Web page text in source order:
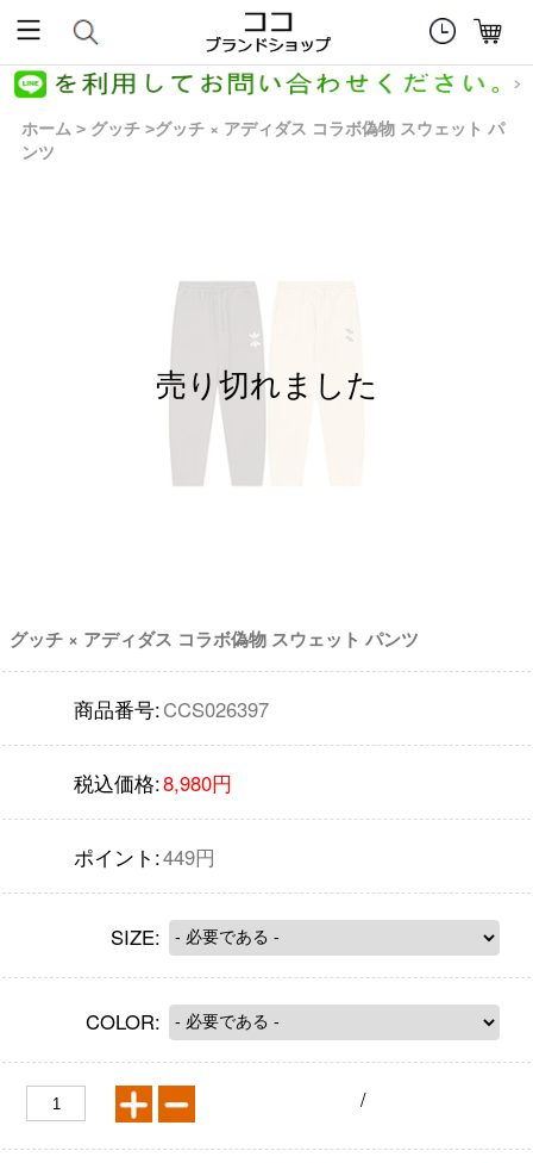
ホーム > グッチ >グッチ × アディダス コラボ偽物 スウェット パ
ンツ
グッチ × アディダス コラボ偽物 スウェット パンツ
商品番号:CCS026397
税込価格:8,980円
ポイント:449円
SIZE:
COLOR:
/